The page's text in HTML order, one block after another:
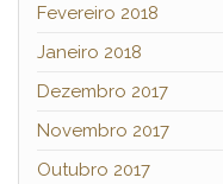
Fevereiro 2018
Janeiro 2018
Dezembro 2017
Novembro 2017
Outubro 2017